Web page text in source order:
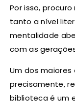
Por isso,
tanto a nível
mentalidade
com as
Um dos
precisamente,
biblioteca é um